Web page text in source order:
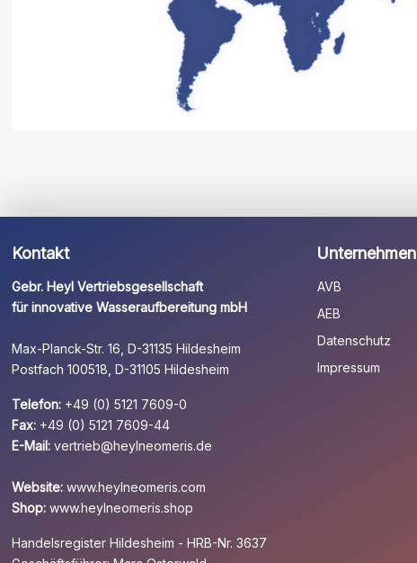
Kontakt
Gebr. Heyl Vertriebsgesellschaft
für innovative Wasseraufbereitung mbH
Max-Planck-Str. 16, D-31135 Hildesheim
Postfach 100518, D-31105 Hildesheim
Telefon: +49 (0) 5121 7609-0
Fax: +49 (0) 5121 7609-44
E-Mail: vertrieb@heylneomeris.de
Website: www.heylneomeris.com
Shop: www.heylneomeris.shop
Handelsregister Hildesheim - HRB-Nr. 3637
Unternehmen
AVB
AEB
Datenschutz
Impressum